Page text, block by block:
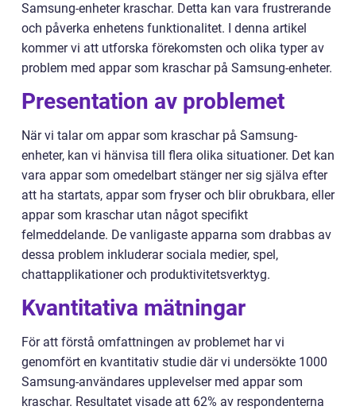
Samsung-enheter kraschar. Detta kan vara frustrerande
och påverka enhetens funktionalitet. I denna artikel
kommer vi att utforska förekomsten och olika typer av
problem med appar som kraschar på Samsung-enheter.
Presentation av problemet
När vi talar om appar som kraschar på Samsung-
enheter, kan vi hänvisa till flera olika situationer. Det kan
vara appar som omedelbart stänger ner sig själva efter
att ha startats, appar som fryser och blir obrukbara, eller
appar som kraschar utan något specifikt
felmeddelande. De vanligaste apparna som drabbas av
dessa problem inkluderar sociala medier, spel,
chattapplikationer och produktivitetsverktyg.
Kvantitativa mätningar
För att förstå omfattningen av problemet har vi
genomfört en kvantitativ studie där vi undersökte 1000
Samsung-användares upplevelser med appar som
kraschar. Resultatet visade att 62% av respondenterna